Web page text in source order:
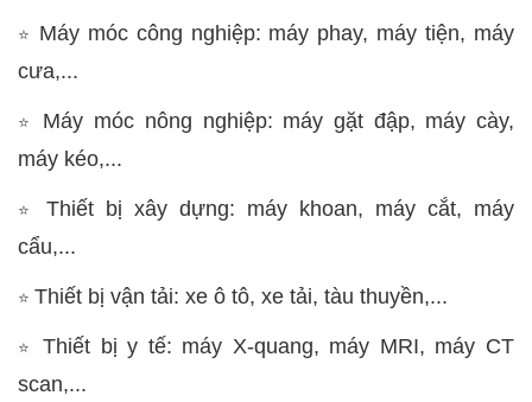
⭐ Máy móc công nghiệp: máy phay, máy tiện, máy
cưa,...
⭐ Máy móc nông nghiệp: máy gặt đập, máy cày,
máy kéo,...
⭐ Thiết bị xây dựng: máy khoan, máy cắt, máy
cẩu,...
⭐ Thiết bị vận tải: xe ô tô, xe tải, tàu thuyền,...
⭐Thiết bị y tế: máy X-quang, máy MRI, máy CT
scan,...